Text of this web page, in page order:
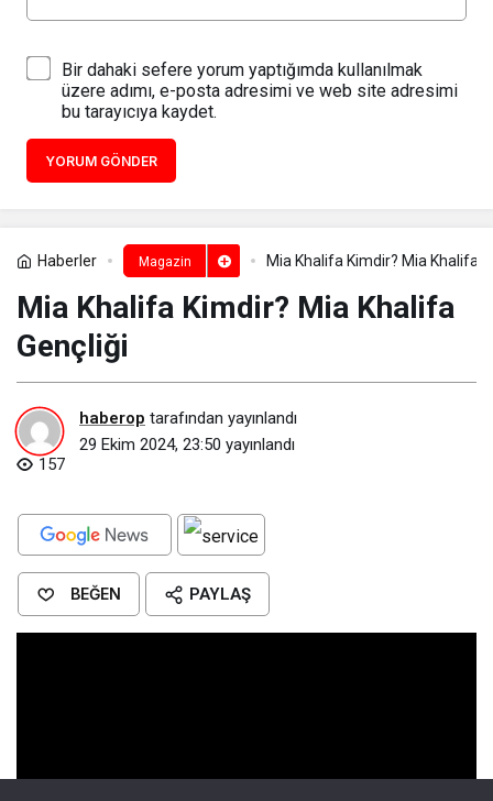
Bir dahaki sefere yorum yaptığımda kullanılmak
üzere adımı, e-posta adresimi ve web site adresimi
bu tarayıcıya kaydet.
YORUM GÖNDER
Haberler Magazin Mia Khalifa Kimdir? Mia Khalifa
Mia Khalifa Kimdir? Mia Khalifa
Gençliği
haberop tarafından yayınlandı
29 Ekim 2024, 23:50 yayınlandı
157
BEĞEN PAYLAŞ